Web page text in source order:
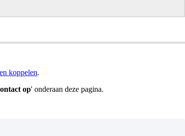
koppelen.
op' onderaan deze pagina.